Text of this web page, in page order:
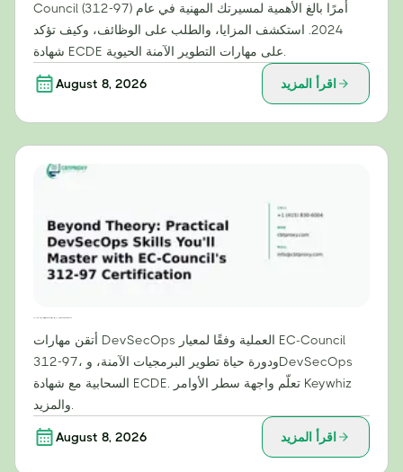
Council (312-97) أمرًا بالغ الأهمية لمسيرتك المهنية في عام
2024. استكشف المزايا، والطلب على الوظائف، وكيف تؤكد
August 8, 2026 اقرأ المزيد
أتقن مهارات DevSecOps العملية وفقًا لمعيار EC-Council
312-97، ودورة حياة تطوير البرمجيات الآمنة، وDevSecOps
السحابية مع شهادة ECDE. تعلّم واجهة سطر الأوامر Keywhiz
August 8, 2026 اقرأ المزيد